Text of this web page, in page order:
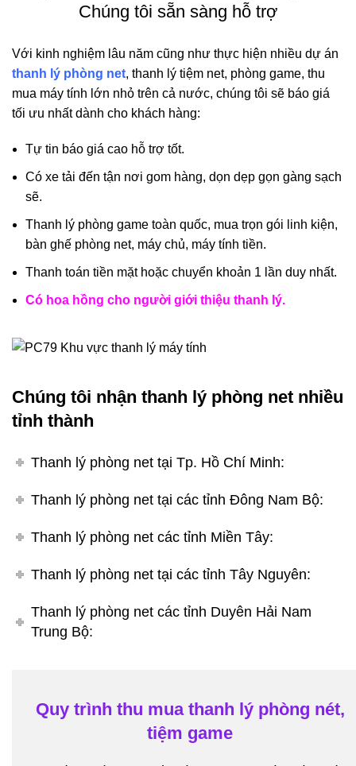
Chúng tôi sẵn sàng hỗ trợ
Với kinh nghiệm lâu năm cũng như thực hiện nhiều dự án
thanh lý phòng net, thanh lý tiệm net, phòng game, thu
mua máy tính lớn nhỏ trên cả nước, chúng tôi sẽ báo giá
tối ưu nhất dành cho khách hàng:
Tự tin báo giá cao hỗ trợ tốt.
Có xe tải đến tận nơi gom hàng, dọn dẹp gọn gàng sạch
sẽ.
Thanh lý phòng game toàn quốc, mua trọn gói linh kiện,
bàn ghế phòng net, máy chủ, máy tính tiền.
Thanh toán tiền mặt hoặc chuyển khoản 1 lần duy nhất.
Có hoa hồng cho người giới thiệu thanh lý.
Chúng tôi nhận thanh lý phòng net nhiều
tỉnh thành
Thanh lý phòng net tại Tp. Hồ Chí Minh:
Thanh lý phòng net tại các tỉnh Đông Nam Bộ:
Thanh lý phòng net các tỉnh Miền Tây:
Thanh lý phòng net tại các tỉnh Tây Nguyên:
Thanh lý phòng net các tỉnh Duyên Hải Nam
Trung Bộ:
Quy trình thu mua thanh lý phòng nét,
tiệm game